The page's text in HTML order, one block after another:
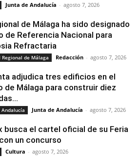
Junta de Andalucía - agosto 7, 2026
de Málaga ha sido designado
de Referencia Nacional para
Refractaria
Regional de Málaga Redacción - agosto 7, 2026
adjudica tres edificios en el
de Málaga para construir diez
Andalucía Junta de Andalucía - agosto 7, 2026
busca el cartel oficial de su Feria
un concurso
Cultura - agosto 7, 2026